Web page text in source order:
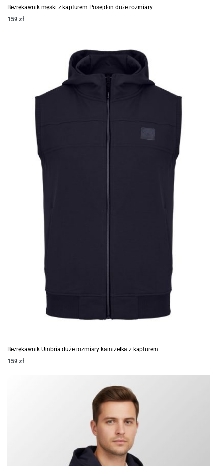
Bezrękawnik męski z kapturem Posejdon duże rozmiary
159 zł
Bezrękawnik Umbria duże rozmiary kamizelka z kapturem
159 zł